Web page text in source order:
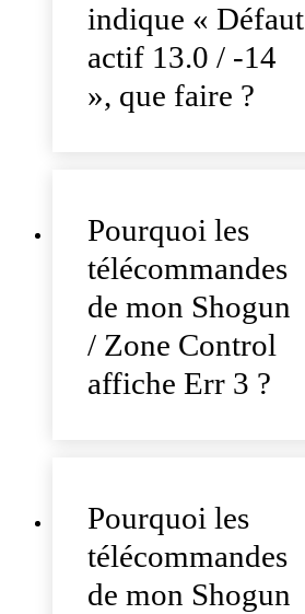
indique « Défaut
actif 13.0 / -14
», que faire ?
Pourquoi les
télécommandes
de mon Shogun
/ Zone Control
affiche Err 3 ?
Pourquoi les
télécommandes
de mon Shogun